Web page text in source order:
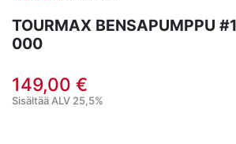
TOURMAX BENSAPUMPPU
000
149,00 €
Sisältää ALV 25,5%